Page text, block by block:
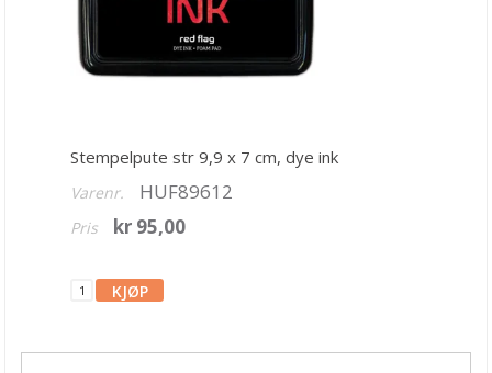
Mønsterpapir
Kartong 12x12 inch
Stempler
Alkoholblekk
Stempelpute str 9,9 x 7 cm, dye ink
Varenr. HUF89612
Pris kr 95,00